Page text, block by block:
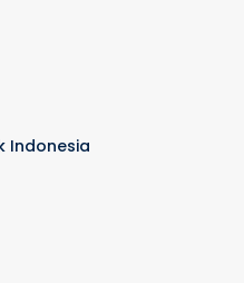
Indonesia